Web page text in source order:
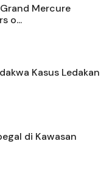
Mercure
o...
Kasus Ledakan
di Kawasan